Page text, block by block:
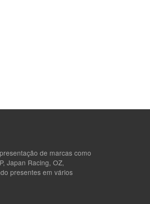
de marcas como
Japan Racing, OZ,
presentes em vários